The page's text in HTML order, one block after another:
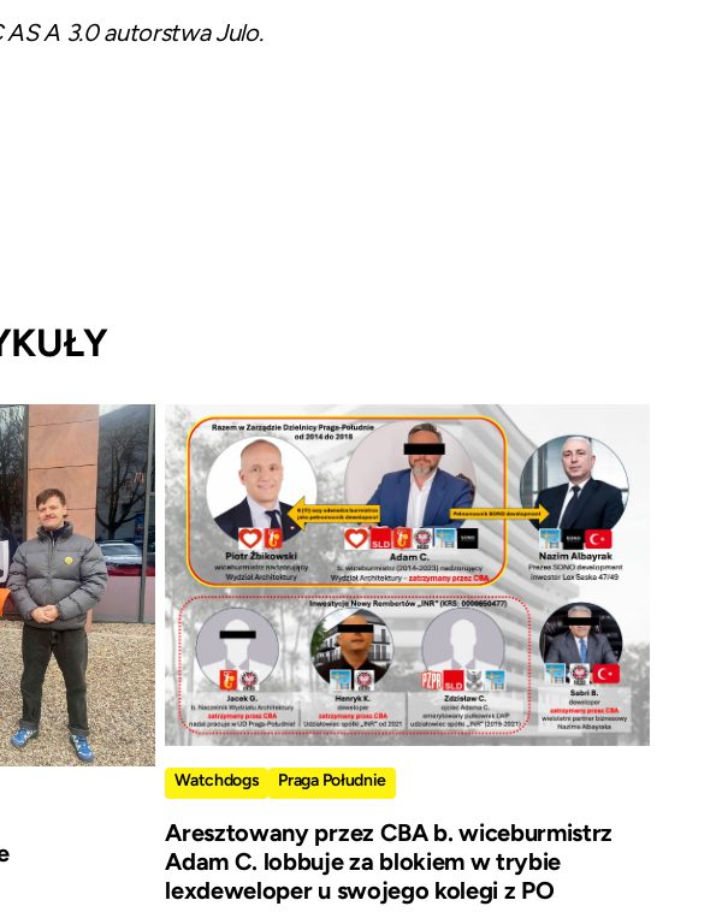
A 3.0 autorstwaJulo.
Watchdogs Praga Południe
Aresztowany przez CBA b. wiceburmistrz
Adam C. lobbuje za blokiem w trybie
lexdeweloper u swojego kolegi z PO